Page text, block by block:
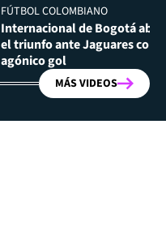
FÚTBOL COLOMBIANO
Internacional de Bogotá
el triunfo ante Jaguares con
agónico gol
MÁS VIDEOS